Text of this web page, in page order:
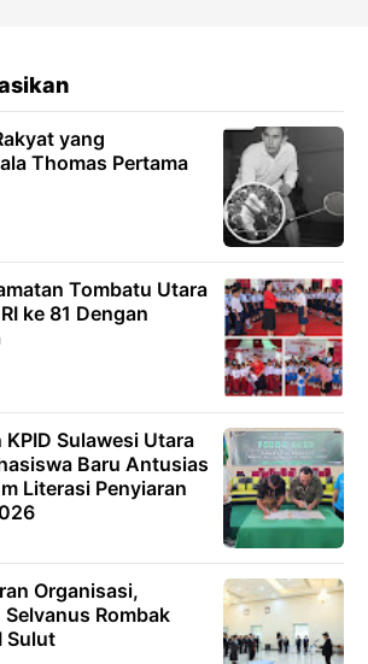
yang
Thomas Pertama
Tombatu Utara
ke 81 Dengan
KPID Sulawesi Utara
Baru Antusias
Literasi Penyiaran
Organisasi,
Rombak
Sulut